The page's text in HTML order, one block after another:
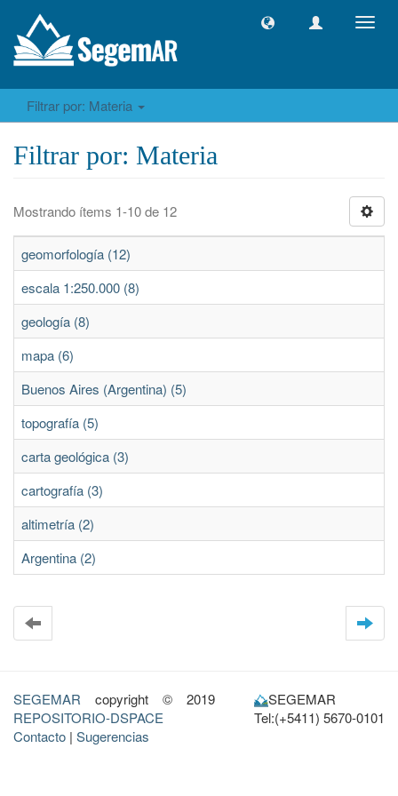
Filtrar por: Materia
Filtrar por: Materia
Mostrando ítems 1-10 de 12
geomorfología (12)
escala 1:250.000 (8)
geología (8)
mapa (6)
Buenos Aires (Argentina) (5)
topografía (5)
carta geológica (3)
cartografía (3)
altimetría (2)
Argentina (2)
SEGEMAR copyright © 2019
REPOSITORIO-DSPACE
Contacto | Sugerencias
SEGEMAR
Tel:(+5411) 5670-0101